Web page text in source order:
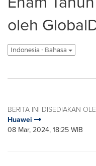
oleh
Indonesia - Bahasa
BERITA INI DISEDIAKAN
Huawei
08 Mar, 2024, 18:25 WIB